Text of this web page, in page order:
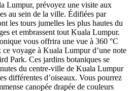
Lumpur, prévoyez une visite aux
au sein de la ville. Édifiées par
les tours jumelles les plus hautes du
et embrassent tout Kuala Lumpur.
vous offrira une vue à 360 °C
voyage à Kuala Lumpur d’une note
Park. Ces jardins botaniques se
du centre-ville de Kuala Lumpur
différentes d’oiseaux. Vous pourrez
canopée drapée de couleurs